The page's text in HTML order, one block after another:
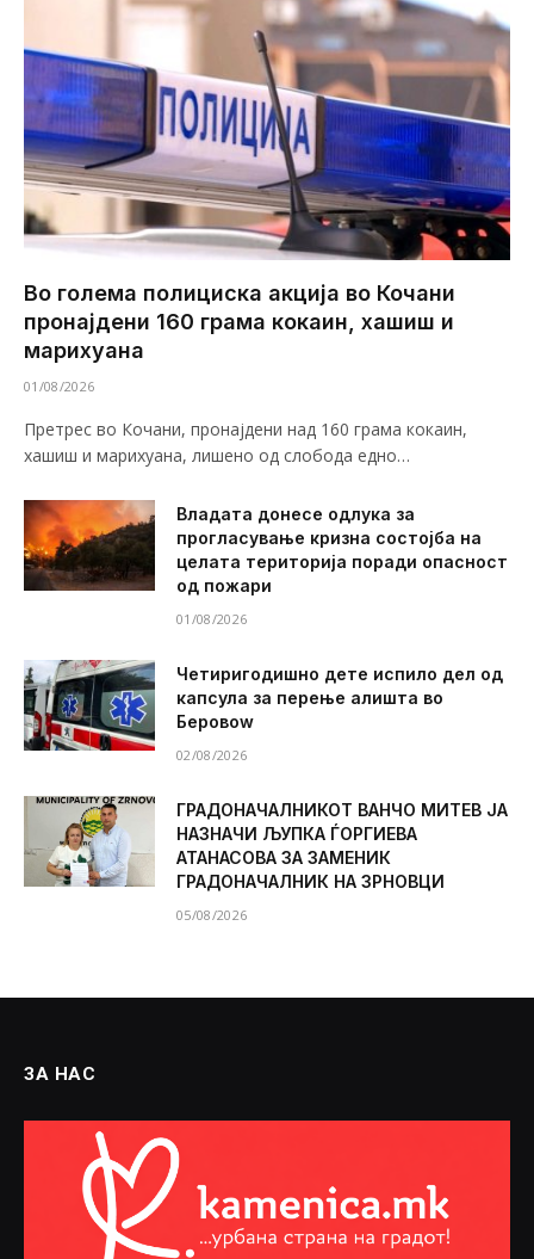
Во голема полициска акција во Кочани
пронајдени 160 грама кокаин, хашиш и
марихуана
01/08/2026
Претрес во Кочани, пронајдени над 160 грама кокаин,
хашиш и марихуана, лишено од слобода едно…
Владата донесе одлука за
прогласување кризна состојба на
целата територија поради опасност
од пожари
01/08/2026
Четиригодишно дете испило дел од
капсула за перење алишта во
Беровоw
02/08/2026
ГРАДОНАЧАЛНИКОТ ВАНЧО МИТЕВ ЈА
НАЗНАЧИ ЉУПКА ЃОРГИЕВА
АТАНАСОВА ЗА ЗАМЕНИК
ГРАДОНАЧАЛНИК НА ЗРНОВЦИ
05/08/2026
ЗА НАС